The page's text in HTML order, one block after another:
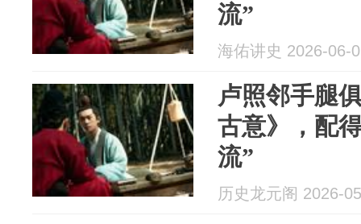
流”
海佑讲史 2026-06-
卢照邻手腿
古意》，配
流”
历史龙元阁 2026-